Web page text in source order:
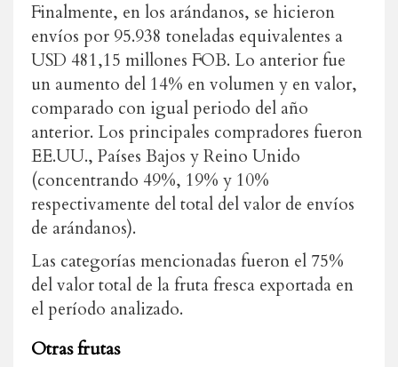
Finalmente, en los arándanos, se hicieron
envíos por 95.938 toneladas equivalentes a
USD 481,15 millones FOB. Lo anterior fue
un aumento del 14% en volumen y en valor,
comparado con igual periodo del año
anterior. Los principales compradores fueron
EE.UU., Países Bajos y Reino Unido
(concentrando 49%, 19% y 10%
respectivamente del total del valor de envíos
de arándanos).
Las categorías mencionadas fueron el 75%
del valor total de la fruta fresca exportada en
el período analizado.
Otras frutas